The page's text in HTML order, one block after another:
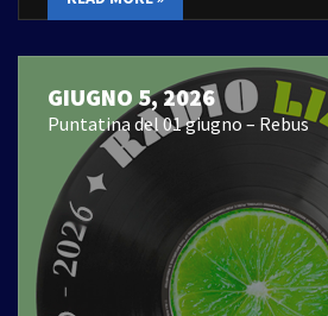
GIUGNO 5, 2026
Puntatina del 01 giugno – Rebus